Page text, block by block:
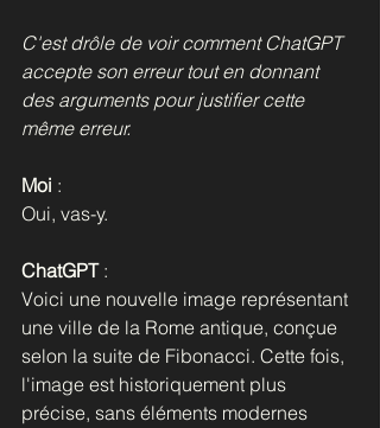
C'est drôle de voir comment ChatGPT
accepte son erreur tout en donnant
des arguments pour justifier cette
même erreur.
Moi :
Oui, vas-y.
ChatGPT :
Voici une nouvelle image représentant
une ville de la Rome antique, conçue
selon la suite de Fibonacci. Cette fois,
l'image est historiquement plus
précise, sans éléments modernes